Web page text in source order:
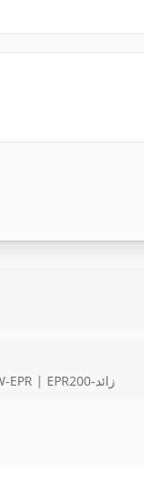
التحليل الطيفي لـ X-Band CW-EPR | EPR200-زائد